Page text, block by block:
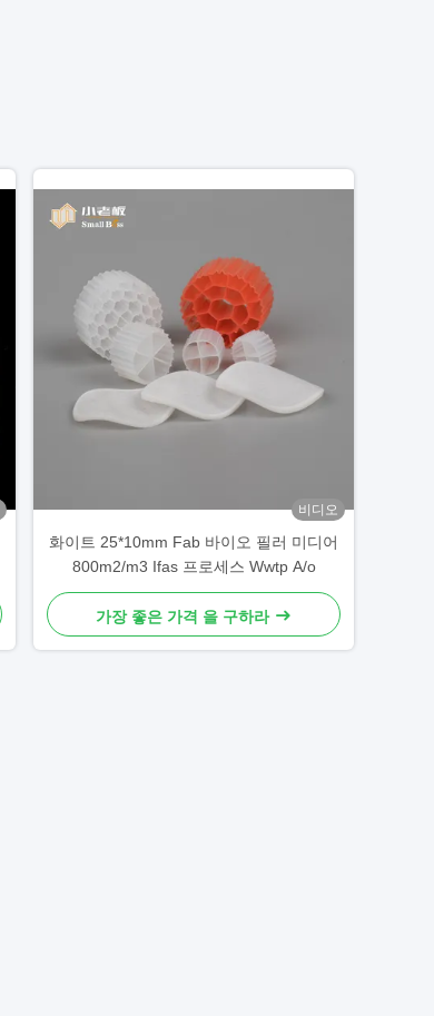
비디오
화이트 25*10mm Fab 바이오 필러 미디어
800m2/m3 Ifas 프로세스 Wwtp A/o
가장 좋은 가격 을 구하라